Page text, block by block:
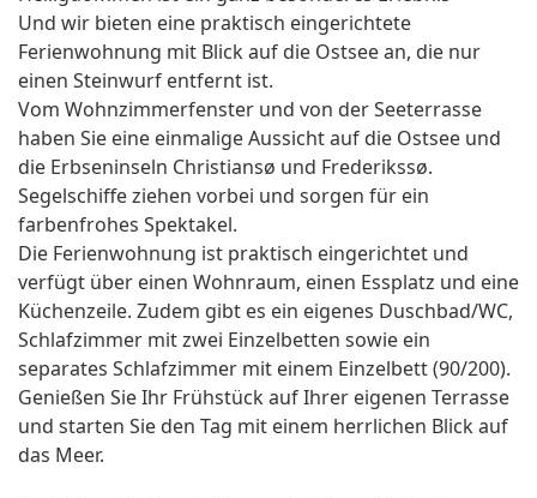
Und wir bieten eine praktisch eingerichtete
Ferienwohnung mit Blick auf die Ostsee an, die nur
einen Steinwurf entfernt ist.
Vom Wohnzimmerfenster und von der Seeterrasse
haben Sie eine einmalige Aussicht auf die Ostsee und
die Erbseninseln Christiansø und Frederikssø.
Segelschiffe ziehen vorbei und sorgen für ein
farbenfrohes Spektakel.
Die Ferienwohnung ist praktisch eingerichtet und
verfügt über einen Wohnraum, einen Essplatz und eine
Küchenzeile. Zudem gibt es ein eigenes Duschbad/WC,
Schlafzimmer mit zwei Einzelbetten sowie ein
separates Schlafzimmer mit einem Einzelbett (90/200).
Genießen Sie Ihr Frühstück auf Ihrer eigenen Terrasse
und starten Sie den Tag mit einem herrlichen Blick auf
das Meer.